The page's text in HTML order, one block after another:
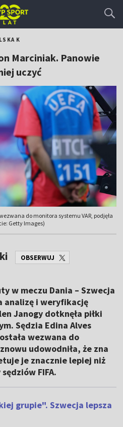
K
Marciniak. Panowie
uczyć
do monitora systemu VAR, podjęła
Getty Images)
OBSERWUJ
w meczu Dania – Szwecja
analizę i weryfikację
Janogy dotknęła piłki
Sędzia Edina Alves
wezwana do
udowodniła, że zna
je znacznie lepiej niż
FIFA.
grupie". Szwecja lepsza